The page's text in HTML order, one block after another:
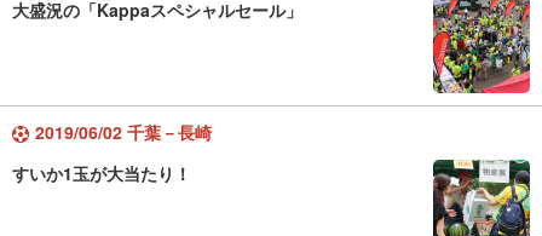
大盛況の「Kappaスペシャルセール」
2019/06/02 千葉－長崎
すいか1玉が大当たり！